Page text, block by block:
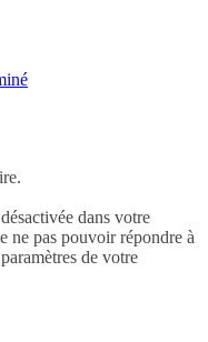
dans votre
ne pas pouvoir répondre à
de votre